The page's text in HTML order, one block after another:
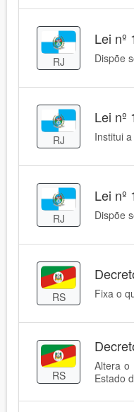
RJ
Lei nº
Dispõe
RJ
Lei nº
Institui
RJ
Lei nº
Dispõe
RS Fixa o
RS
Altera o
Estado